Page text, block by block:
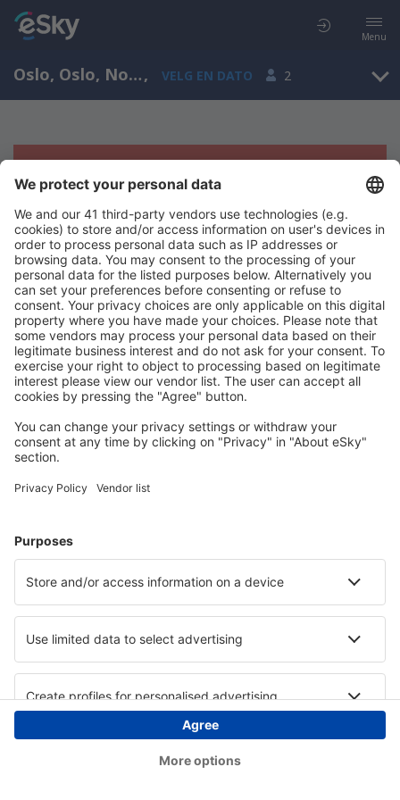
Menu
Oslo, Oslo, Norge, VELG EN DATO 2
Beklager, søket ga ingen resultater
Prøv å søk etter andre kriterier
Copyright © eSkyTravel.no. Alle rettigheter forbeholdt.